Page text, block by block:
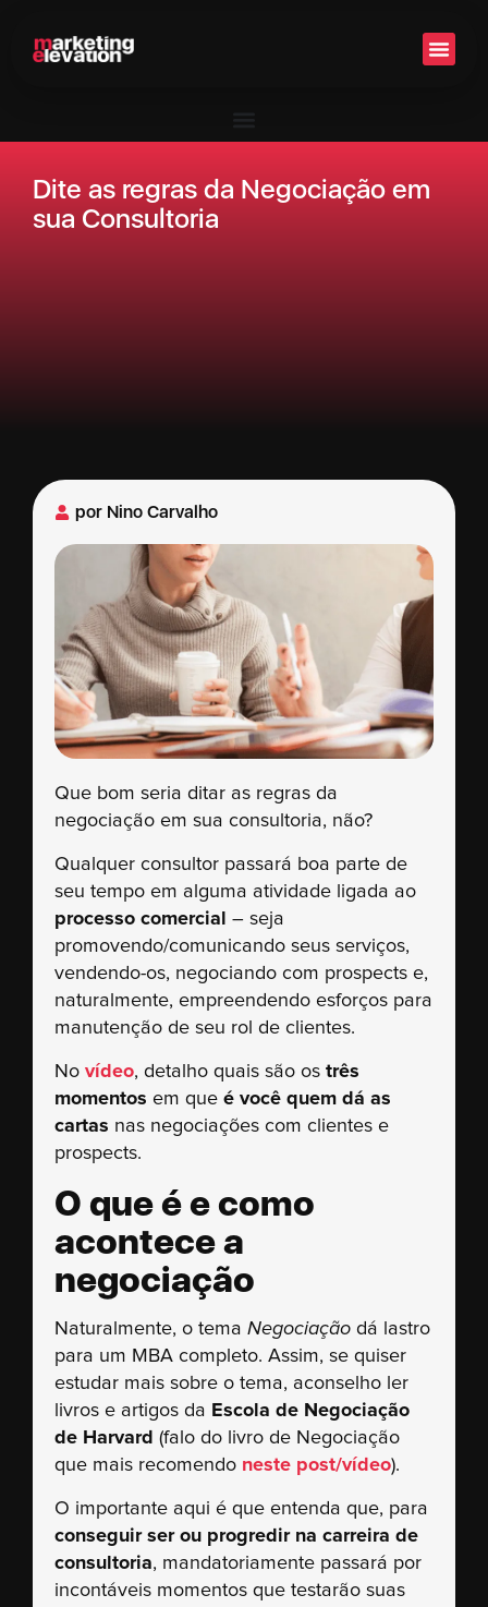
Dite as regras da Negociação em
sua Consultoria
por Nino Carvalho
Que bom seria ditar as regras da
negociação em sua consultoria, não?
Qualquer consultor passará boa parte de
seu tempo em alguma atividade ligada ao
processo comercial
– seja
promovendo/comunicando seus serviços,
vendendo-os, negociando com prospects e,
naturalmente, empreendendo esforços para
manutenção de seu rol de clientes.
No vídeo, detalho quais são os três
momentos em que é você quem dá as
cartas nas negociações com clientes e
prospects.
O que é e como
acontece a
negociação
Naturalmente, o tema Negociação dá lastro
para um MBA completo. Assim, se quiser
estudar mais sobre o tema, aconselho ler
livros e artigos da Escola de Negociação
de Harvard (falo do livro de Negociação
que mais recomendo neste post/vídeo).
O importante aqui é que entenda que, para
conseguir ser ou progredir na carreira de
consultoria, mandatoriamente passará por
incontáveis momentos que testarão suas